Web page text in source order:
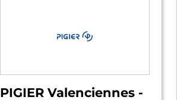
PIGIER Valenciennes -